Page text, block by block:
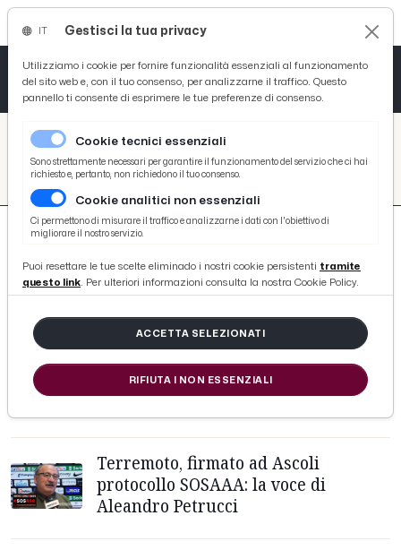
/ Picenotime
/ search
/
Terremoto, firmato ad Ascoli
protocollo SOSAAA: la voce di
Cardinaletti
Terremoto, firmato ad Ascoli
protocollo SOSAAA: la voce di
Aleandro Petrucci
Gestisci la tua privacy
Utilizziamo i cookie per fornire funzionalità essenziali al funzionamento
del sito web e, con il tuo consenso, per analizzarne il traffico. Questo
pannello ti consente di esprimere le tue preferenze di consenso.
Cookie tecnici essenziali
Sono strettamente necessari per garantire il funzionamento del servizio che ci hai
richiesto e, pertanto, non richiedono il tuo consenso.
Cookie analitici non essenziali
Ci permettono di misurare il traffico e analizzarne i dati con l'obiettivo di
migliorare il nostro servizio.
Puoi resettare le tue scelte eliminado i nostri cookie persistenti tramite
questo link. Per ulteriori informazioni consulta la nostra Cookie Policy.
ACCETTA SELEZIONATI
RIFIUTA I NON ESSENZIALI
Tutto News
Tutto Sport
Basket
Ciclismo
Tutto Curiosità